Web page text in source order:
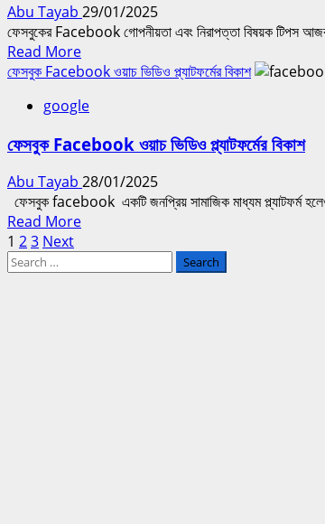
করার
সহজ
উপায়
Abu Tayab 29/01/2025
ফেসবুকের Facebook গোপনীয়তা এবং নিরাপত্তা বিষয়ক টিপস
Read MoreRead
more
ফেসবুকের
এবং
বিষয়ক
টিপস
ফেসবুক Facebook ওয়াচ ভিডিও প্ল্যাটফর্মের বিকাশ
google
ফেসবুক Facebook ওয়াচ ভিডিও প্ল্যাটফর্মের বিকাশ
Abu Tayab 28/01/2025
ফেসবুক facebook একটি জনপ্রিয় সামাজিক মাধ্যম প্ল্যাটফর্ম
Read MoreRead
Posts
pagination
1 23 Next
Search